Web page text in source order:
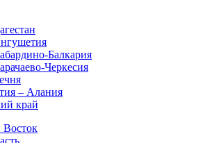
Балкария
Черкесия
– Алания
край
Восток